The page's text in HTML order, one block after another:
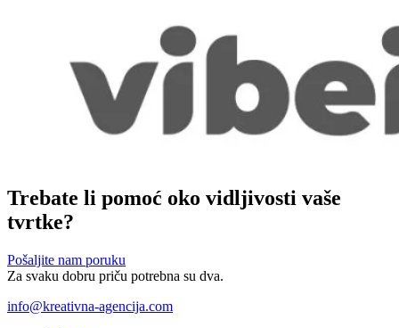
Trebate li pomoć oko vidljivosti vaše
tvrtke?
Pošaljite nam poruku
Za svaku dobru priču potrebna su dva.
info@kreativna-agencija.com